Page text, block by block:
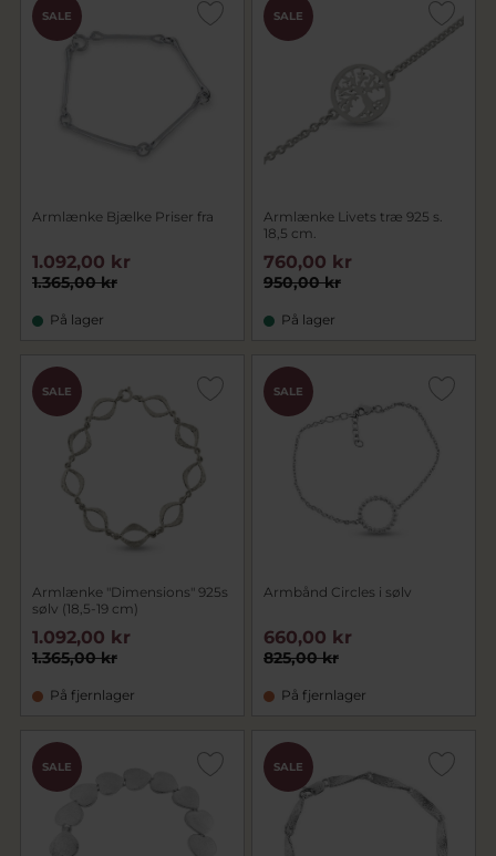
SALE
Armlænke Bjælke Priser fra
1.365,00 kr
1.092,00 kr
På lager
SALE
Armlænke Livets træ 925 s.
18,5 cm.
950,00 kr
760,00 kr
På lager
SALE
Armlænke "Dimensions" 925s
sølv (18,5-19 cm)
1.365,00 kr
1.092,00 kr
På fjernlager
SALE
Armbånd Circles i sølv
825,00 kr
660,00 kr
På fjernlager
SALE SALE